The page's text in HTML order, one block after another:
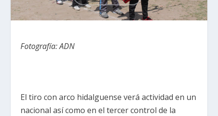
Fotografía: ADN
El tiro con arco hidalguense verá actividad en un
nacional así como en el tercer control de la